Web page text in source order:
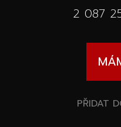
Autooutlet Design
PŘÍSLUŠENSTVÍ
Wheel Pros
Speciální akce
2 087
PŘIDAT